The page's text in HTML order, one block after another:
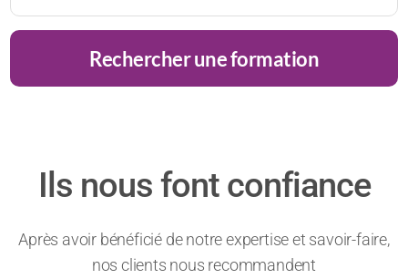
Rechercher une formation
Ils nous font confiance
Après avoir bénéficié de notre expertise et savoir-faire,
nos clients nous recommandent